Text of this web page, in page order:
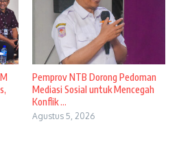
Pemprov NTB Dorong Pedoman
Mediasi Sosial untuk Mencegah
Konflik ...
Agustus 5, 2026